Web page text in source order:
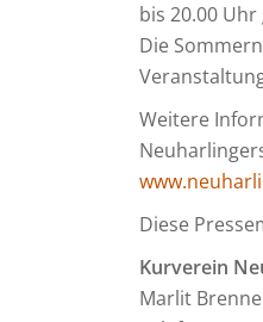
bis 20.00
Die
Weitere
Diese
Kurverein
Marlit